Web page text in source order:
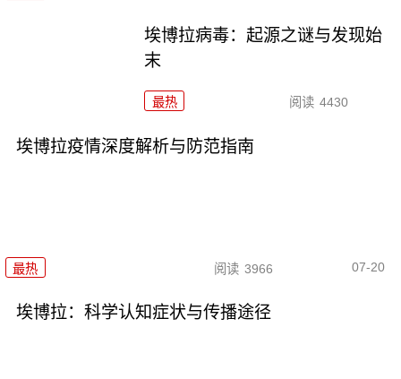
埃博拉病毒：起源之谜与发现始
末
最热 阅读 4430
埃博拉疫情深度解析与防范指南
最热 阅读 3966 07-20
埃博拉：科学认知症状与传播途径